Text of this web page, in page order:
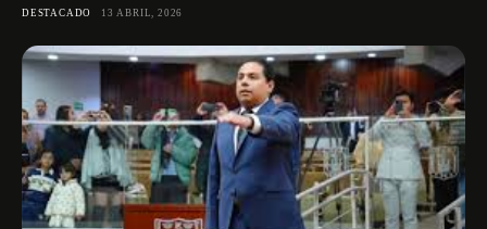
DESTACADO 13 ABRIL, 2026